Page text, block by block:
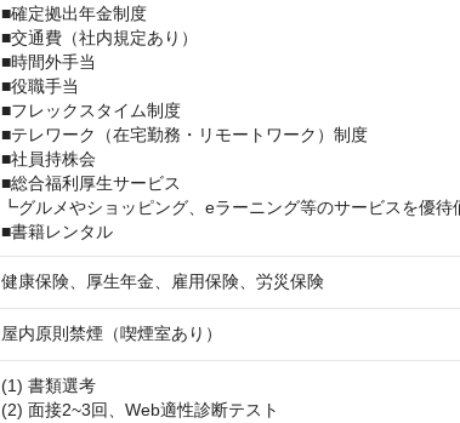
■確定拠出年金制度
■交通費（社内規定あり）
■時間外手当
■役職手当
■フレックスタイム制度
■テレワーク（在宅勤務・リモートワーク）制度
■社員持株会
■総合福利厚生サービス
┗グルメやショッピング、eラーニング等のサービスを優待
■書籍レンタル
健康保険、厚生年金、雇用保険、労災保険
屋内原則禁煙（喫煙室あり）
(1) 書類選考
(2) 面接2~3回、Web適性診断テスト